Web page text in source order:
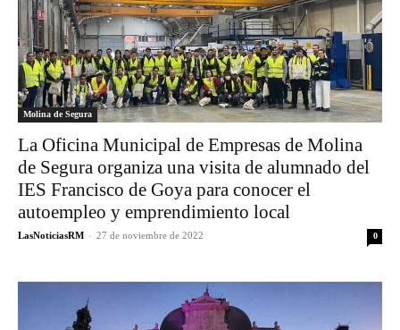
Molina de Segura
La Oficina Municipal de Empresas de Molina
de Segura organiza una visita de alumnado del
IES Francisco de Goya para conocer el
autoempleo y emprendimiento local
LasNoticiasRM - 27 de noviembre de 2022 0